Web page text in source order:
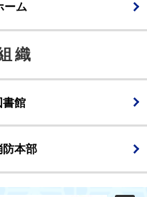
ーム
織
書館
防本部